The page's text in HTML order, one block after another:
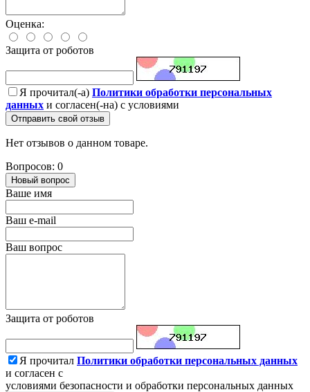
Оценка:
Защита от роботов
Я прочитал(-а) Политики обработки персональных
данных и согласен(-на) с условиями
Отправить свой отзыв
Нет отзывов о данном товаре.
Вопросов: 0
Новый вопрос
Ваше имя
Ваш e-mail
Ваш вопрос
Защита от роботов
Я прочитал Политики обработки персональных данных
и согласен с
условиями безопасности и обработки персональных данных